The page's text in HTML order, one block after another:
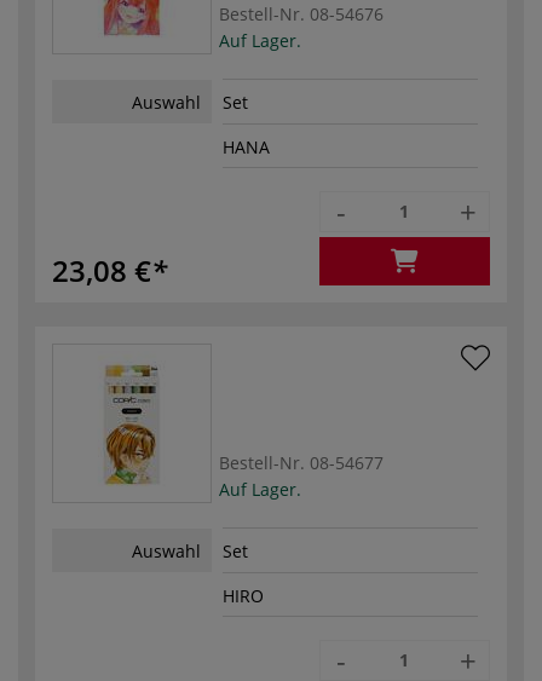
Bestell-Nr. 08-54676
Auf Lager.
Auswahl
Set
HANA
23,08 €
- +
Bestell-Nr. 08-54677
Auf Lager.
Auswahl
Set
HIRO
- +